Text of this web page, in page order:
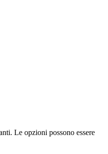
Le opzioni possono essere